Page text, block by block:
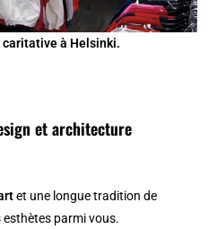
caritative à Helsinki.
et architecture
et une longue tradition de
esthètes parmi vous.